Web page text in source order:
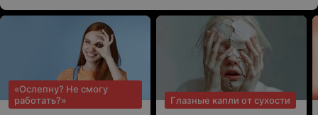
«Ослепну? Не смогу
работать?»
Глазные капли от сухости